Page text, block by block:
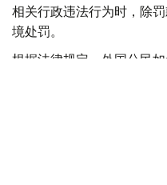
相关行政违法行为时，除
境处罚。
根据法律规定，外国公民